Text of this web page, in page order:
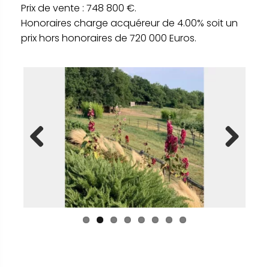
Prix de vente : 748 800 €.
Honoraires charge acquéreur de 4.00% soit un
prix hors honoraires de 720 000 Euros.